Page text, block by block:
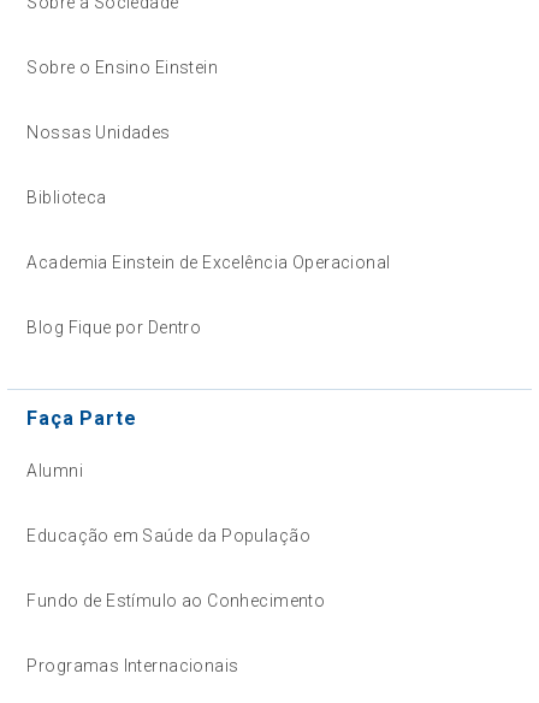
Sobre o Ensino Einstein
Nossas Unidades
Biblioteca
Academia Einstein de Excelência Operacional
Blog Fique por Dentro
Faça Parte
Alumni
Educação em Saúde da População
Fundo de Estímulo ao Conhecimento
Programas Internacionais